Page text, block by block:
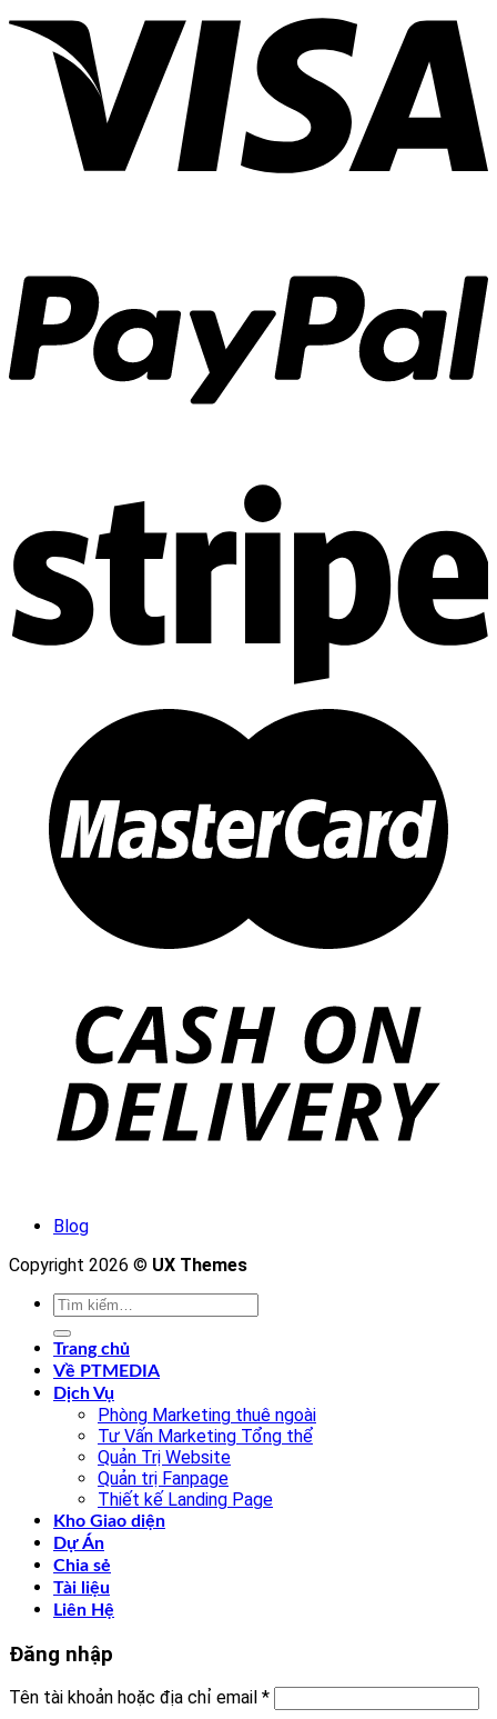
Blog
Copyright 2026 © UX Themes
Tìm
kiếm:
Trang chủ
Về PTMEDIA
Dịch Vụ
Phòng Marketing thuê ngoài
Tư Vấn Marketing Tổng thể
Quản Trị Website
Quản trị Fanpage
Thiết kế Landing Page
Kho Giao diện
Dự Án
Chia sẻ
Tài liệu
Liên Hệ
Đăng nhập
Tên tài khoản hoặc địa chỉ email *